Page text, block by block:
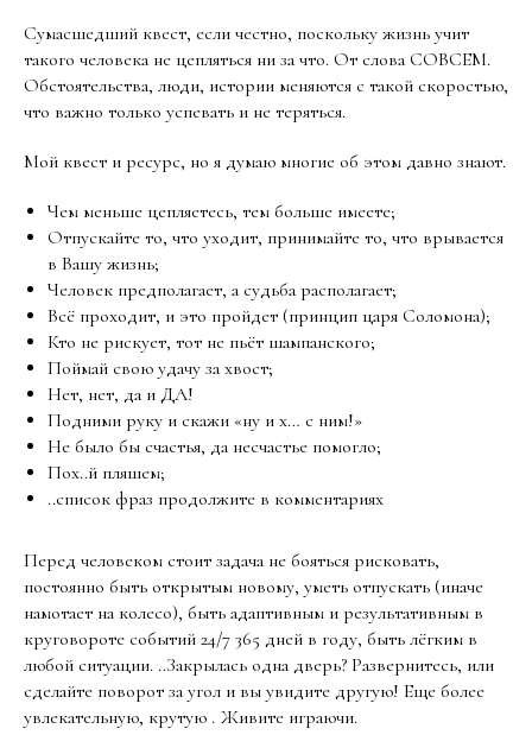
Сумасшедший квест, если честно, поскольку жизнь учит
такого человека не цепляться ни за что. От слова СОВСЕМ.
Обстоятельства, люди, истории меняются с такой скоростью,
что важно только успевать и не теряться.
Мой квест и ресурс, но я думаю многие об этом давно знают.
Чем меньше цепляетесь, тем больше имеете;
Отпускайте то, что уходит, принимайте то, что врывается
в Вашу жизнь;
Человек предполагает, а судьба располагает;
Всё проходит, и это пройдет (принцип царя Соломона);
Кто не рискует, тот не пьёт шампанского;
Поймай свою удачу за хвост;
Нет, нет, да и ДА!
Подними руку и скажи «ну и х… с ним!»
Не было бы счастья, да несчастье помогло;
Пох..й пляшем;
..список фраз продолжите в комментариях
Перед человеком стоит задача не бояться рисковать,
постоянно быть открытым новому, уметь отпускать (иначе
намотает на колесо), быть адаптивным и результативным в
круговороте событий 24/7 365 дней в году, быть лёгким в
любой ситуации. ..Закрылась одна дверь? Развернитесь, или
сделайте поворот за угол и вы увидите другую! Еще более
увлекательную, крутую . Живите играючи.